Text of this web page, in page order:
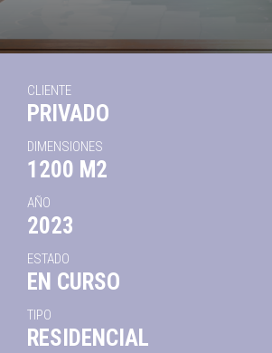
CLIENTE
PRIVADO
DIMENSIONES
1200 M2
AÑO
2023
ESTADO
EN CURSO
TIPO
RESIDENCIAL